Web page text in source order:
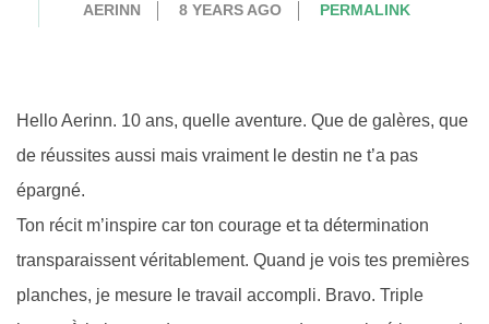
AERINN 8 YEARS AGO PERMALINK
Hello Aerinn. 10 ans, quelle aventure. Que de galères, que
de réussites aussi mais vraiment le destin ne t’a pas
épargné.
Ton récit m’inspire car ton courage et ta détermination
transparaissent véritablement. Quand je vois tes premières
planches, je mesure le travail accompli. Bravo. Triple